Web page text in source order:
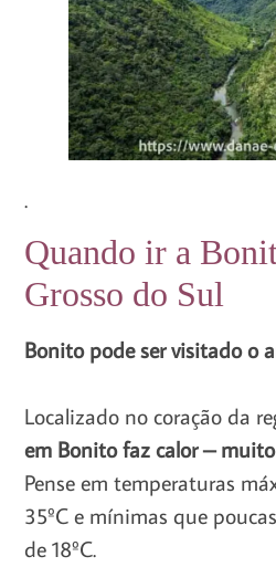
.
Quando ir a
Grosso do Sul
Bonito pode ser visitado o
Localizado no coração da
em Bonito faz calor –
Pense em temperaturas
35ºC e mínimas que
de 18ºC.